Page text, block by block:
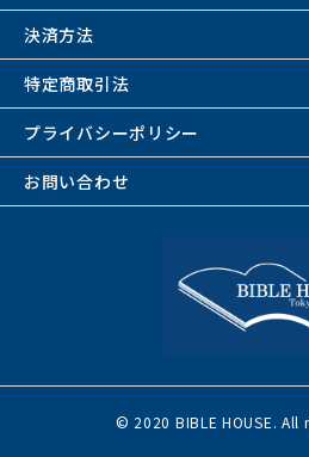
決済方法
特定商取引法
プライバシーポリシー
お問い合わせ
© 2020 BIBLE HOUSE. All